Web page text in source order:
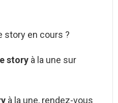
story en cours ?
story à la une sur
à la une, rendez-vous